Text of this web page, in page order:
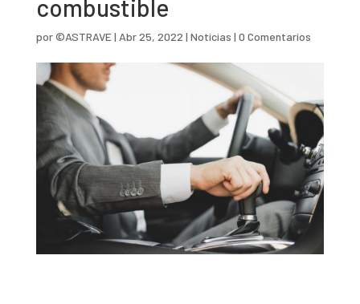
combustible
por©ASTRAVE| Abr 25, 2022 | Noticias | 0 Comentarios